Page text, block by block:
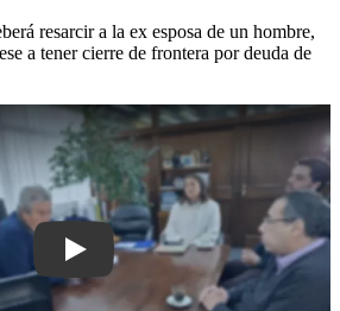
resarcir a la ex esposa de un hombre,
a tener cierre de frontera por deuda de
Play: Antía y Menoni acordaron